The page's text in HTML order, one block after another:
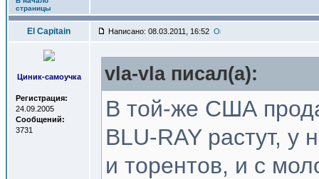
страницы
El Capitain Написано: 08.03.2011, 16:52
Циник-самоучка
Регистрация:
24.09.2005
Сообщений:
3731
vla-vla писал(a):
В той-же США
BLU-RAY растут, у
и торентов, и с